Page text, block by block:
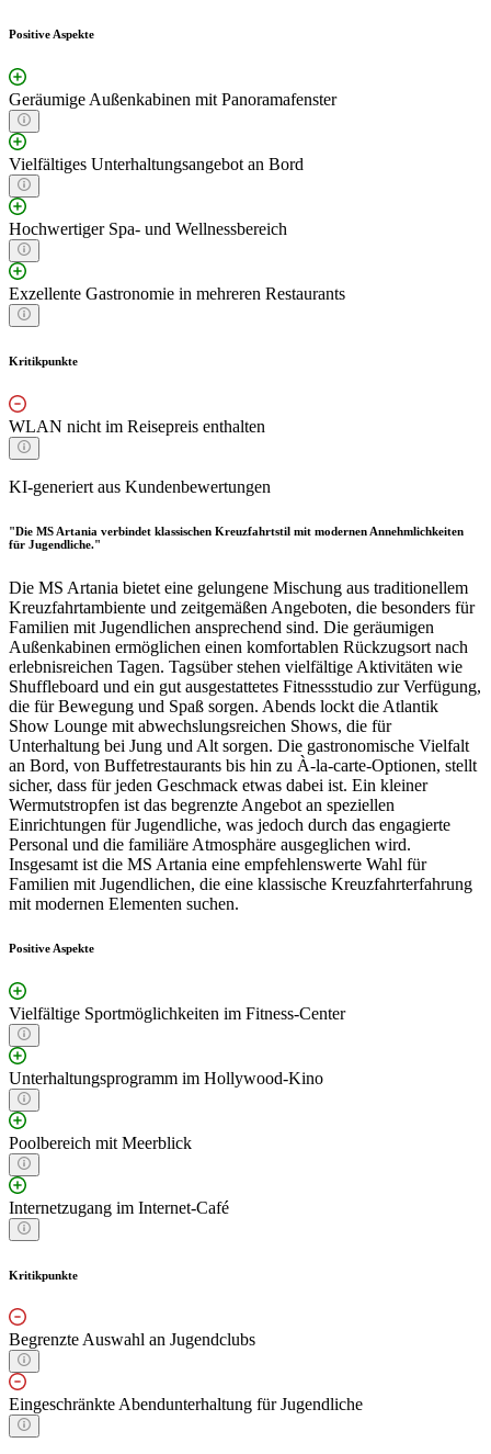
Positive Aspekte
Geräumige Außenkabinen mit Panoramafenster
Vielfältiges Unterhaltungsangebot an Bord
Hochwertiger Spa- und Wellnessbereich
Exzellente Gastronomie in mehreren Restaurants
Kritikpunkte
WLAN nicht im Reisepreis enthalten
KI-generiert aus Kundenbewertungen
"Die MS Artania verbindet klassischen Kreuzfahrtstil mit modernen Annehmlichkeiten
für Jugendliche."
Die MS Artania bietet eine gelungene Mischung aus traditionellem
Kreuzfahrtambiente und zeitgemäßen Angeboten, die besonders für
Familien mit Jugendlichen ansprechend sind. Die geräumigen
Außenkabinen ermöglichen einen komfortablen Rückzugsort nach
erlebnisreichen Tagen. Tagsüber stehen vielfältige Aktivitäten wie
Shuffleboard und ein gut ausgestattetes Fitnessstudio zur Verfügung,
die für Bewegung und Spaß sorgen. Abends lockt die Atlantik
Show Lounge mit abwechslungsreichen Shows, die für
Unterhaltung bei Jung und Alt sorgen. Die gastronomische Vielfalt
an Bord, von Buffetrestaurants bis hin zu À-la-carte-Optionen, stellt
sicher, dass für jeden Geschmack etwas dabei ist. Ein kleiner
Wermutstropfen ist das begrenzte Angebot an speziellen
Einrichtungen für Jugendliche, was jedoch durch das engagierte
Personal und die familiäre Atmosphäre ausgeglichen wird.
Insgesamt ist die MS Artania eine empfehlenswerte Wahl für
Familien mit Jugendlichen, die eine klassische Kreuzfahrterfahrung
mit modernen Elementen suchen.
Positive Aspekte
Vielfältige Sportmöglichkeiten im Fitness-Center
Unterhaltungsprogramm im Hollywood-Kino
Poolbereich mit Meerblick
Internetzugang im Internet-Café
Kritikpunkte
Begrenzte Auswahl an Jugendclubs
Eingeschränkte Abendunterhaltung für Jugendliche